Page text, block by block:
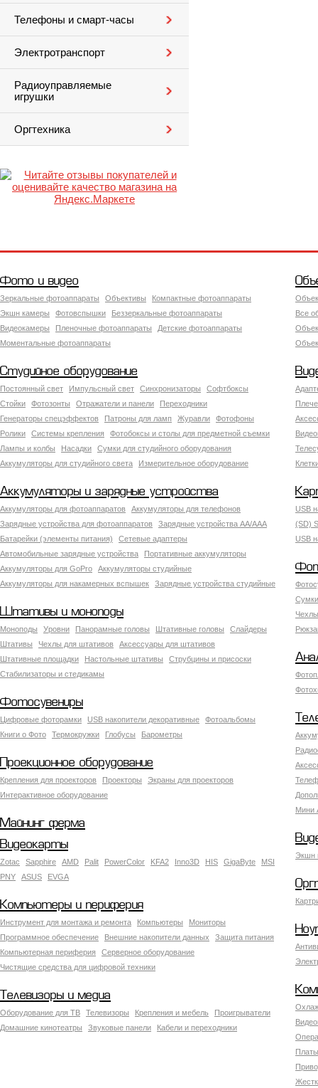
Телефоны и смарт-часы
Электротранспорт
Радиоуправляемые
игрушки
Оргтехника
Фото и видео
Зеркальные фотоаппараты Объективы
Компактные фотоаппараты
Экшн камеры
Фотовспышки
Беззеркальные фотоаппараты
Видеокамеры
Пленочные фотоаппараты
Детские фотоаппараты
Моментальные фотоаппараты
Все
Студийное оборудование
Постоянный свет Импульсный свет Синхронизаторы
Софтбоксы
Стойки
Фотозонты Отражатели и панели
Переходники
Генераторы спецэффектов
Патроны для ламп Журавли
Фотофоны
Ролики
Системы крепления
Фотобоксы и столы для предметной съемки
Лампы и колбы
Насадки
Сумки для студийного оборудования
Аккумуляторы для студийного света
Измерительное оборудование
Аккумуляторы и зарядные устройства
Аккумуляторы для фотоаппаратов
Аккумуляторы для телефонов
Зарядные устройства для фотоаппаратов
Зарядные устройства AA/AAA
Батарейки (элементы питания)
Сетевые адаптеры
Автомобильные зарядные устройства
Портативные аккумуляторы
Аккумуляторы для GoPro
Аккумуляторы студийные
Аккумуляторы для накамерных вспышек
Зарядные устройства студийные
USB
(SD)
USB
Штативы и моноподы
Моноподы Уровни Панорамные головы Штативные головы
Слайдеры
Штативы
Чехлы для штативов
Аксессуары для штативов
Штативные площадки
Настольные штативы
Струбцины и присоски
Стабилизаторы и стедикамы
Фотосувениры
Цифровые фоторамки USB накопители декоративные
Фотоальбомы
Книги о Фото
Термокружки Глобусы Барометры
Мини
Проекционное оборудование
Крепления для проекторов Проекторы
Экраны для проекторов
Интерактивное оборудование
Майнинг ферма
Экшн
Видеокарты
Zotac Sapphire AMD Palit PowerColor KFA2 Inno3D HIS GigaByte
MSI
PNY
ASUS EVGA
Компьютеры и периферия
Инструмент для монтажа и ремонта Компьютеры
Мониторы
Программное обеспечение
Внешние накопители данных
Защита питания
Компьютерная периферия
Серверное оборудование
Чистящие средства для цифровой техники
Телевизоры и медиа
Оборудование для ТВ Телевизоры Крепления и мебель
Проигрыватели
Домашние кинотеатры
Звуковые панели Кабели и переходники